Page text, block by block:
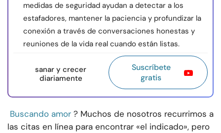
medidas de seguridad ayudan a detectar a los
estafadores, mantener la paciencia y profundizar la
conexión a través de conversaciones honestas y
reuniones de la vida real cuando están listas.
sanar y crecer
diariamente
Suscríbete
gratis
Buscando amor ? Muchos de nosotros recurrimos a
las citas en línea para encontrar «el indicado», pero